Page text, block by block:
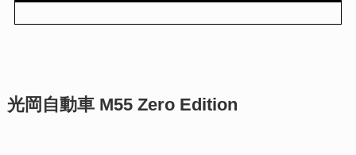
光岡自動車 M55 Zero Edition